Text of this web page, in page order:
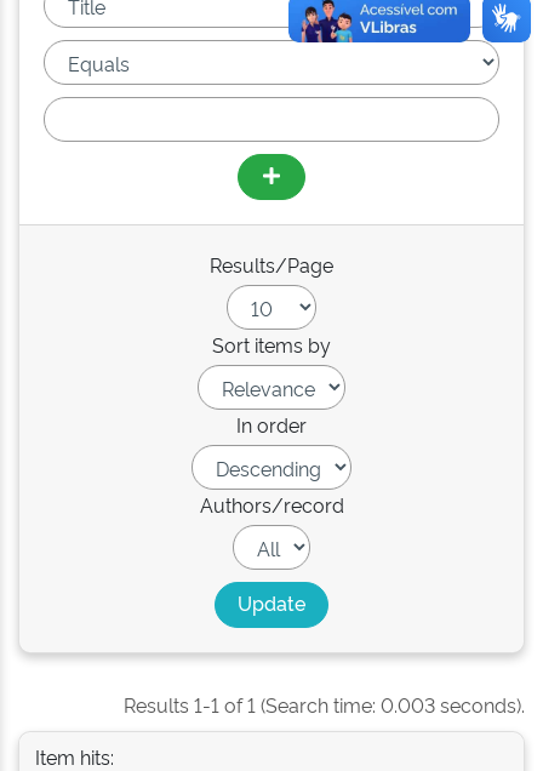
Results/Page
Sort items by
In order
Authors/record
Results 1-1 of 1 (Search time: 0.003 seconds).
Item hits: